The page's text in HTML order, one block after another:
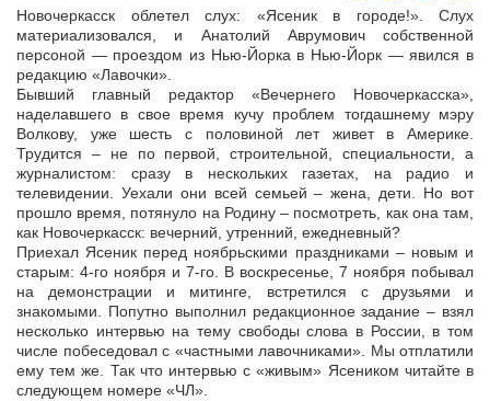
Новочеркасск облетел слух: «Ясеник в городе!». Слух
материализовался, и Анатолий Аврумович собственной
персоной — проездом из Нью-Йорка в Нью-Йорк — явился в
редакцию «Лавочки».
Бывший главный редактор «Вечернего Новочеркасска»,
наделавшего в свое время кучу проблем тогдашнему мэру
Волкову, уже шесть с половиной лет живет в Америке.
Трудится – не по первой, строительной, специальности, а
журналистом: сразу в нескольких газетах, на радио и
телевидении. Уехали они всей семьей – жена, дети. Но вот
прошло время, потянуло на Родину – посмотреть, как она там,
как Новочеркасск: вечерний, утренний, ежедневный?
Приехал Ясеник перед ноябрьскими праздниками – новым и
старым: 4-го ноября и 7-го. В воскресенье, 7 ноября побывал
на демонстрации и митинге, встретился с друзьями и
знакомыми. Попутно выполнил редакционное задание – взял
несколько интервью на тему свободы слова в России, в том
числе побеседовал с «частными лавочниками». Мы отплатили
ему тем же. Так что интервью с «живым» Ясеником читайте в
следующем номере «ЧЛ».